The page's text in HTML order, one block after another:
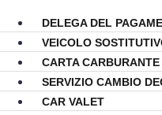
DELEGA DEL
VEICOLO
CARTA CARBURANTE
SERVIZIO CAMBIO
CAR VALET